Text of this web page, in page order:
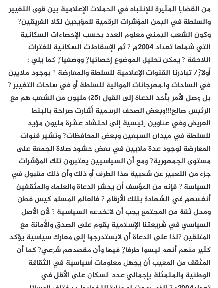
من القضايا المثيرة للإنتباه في الحملات الإعلامية بين قوى التغيير
والسلطة في اليمن المؤشرات الرقمية للمؤيدين لكلا الفريقين?
وكون الشعب اليمني معلوم العدد بحسب الإحصاءات السكانية
التي شملها تعداد 2004م ? ثم الإسقاطات السكانية للفترات
اللاحقة ? يمكن تحليل الموضوع إحصائيا?ٍ ووصفيا?ٍ كما يلي :
أولا?ٍ/ تبادرنا القنوات الإعلامية للسلطة والمعارضة ? بوجود ملايين
في الساحات والمهرجانات الموالية للسلطة أو في ساحات التغيير ?
بل وصل الأمر بأحد الدعاة إلى القول (25) مليون من الشعب هم مع
الرئيس صالح!!!وبعض الصحف الرسمية أشارت صراحة بالبنط
العريض وفي عناوين رئيسية إلى احتشاد عشرة مليون مؤيد
للسلطة في ميدان السبعين وبعض المحافظات? وتشير قنوات
المعارضة لوجود عدة ملايين في بعض حشود صلاة الجمعة على
مستوى الجمهورية? ومع أن السياسيين يعتبرون تلك المؤشرات
جزء من التعبير عن شعبية هذا الطرف أو ذلك وأن ذلك مقبول في
السياسة ? فإنه من المؤسف أن يحشر الدعاة والعلماء والمثقفين
أنفسهم في الشهادة بتلك الأرقام ? فالعالم المسلم كيس فطن
ومحل ثقة من المجتمع يجب أن لاتخدعه السياسية ? لأن الأصل
السياسي في شريعتنا الإسلامية يقوم على الصدق والأمانة مع
المتلقين ?لذا على الدعاة أن لايستدرجوا إلى معارك سياسية يؤكد
كثير منهم أنهم ليسوا طرفا?ٍ فيها وأن مقصدهم شرعي? كما أن
المثقف من المعيب أن يجهل معلومات أسياسية في الثقافة
الوطنية والمتمثلة بإجمالي عدد السكان على الأقل في